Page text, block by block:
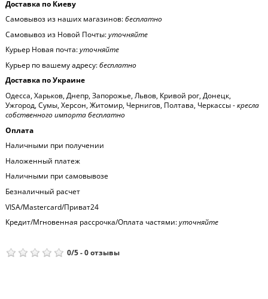
Доставка по Киеву
Самовывоз из наших магазинов:бесплатно
Самовывоз из Новой Почты:уточняйте
Курьер Новая почта:уточняйте
Курьер по вашему адресу:бесплатно
Доставка по Украине
Одесса, Харьков, Днепр, Запорожье, Львов, Кривой рог, Донецк,
Ужгород, Сумы, Херсон, Житомир, Чернигов, Полтава, Черкассы -кресла
собственного импорта бесплатно
Оплата
Наличными при получении
Наложенный платеж
Наличными при самовывозе
Безналичный расчет
VISA/Mastercard/Приват24
Кредит/Мгновенная рассрочка/Оплата частями:уточняйте
0/5-0отзывы